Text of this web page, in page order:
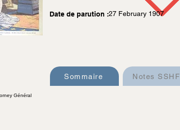
Date de parution :27 February 1907
Sommaire Notes SSHF
Général